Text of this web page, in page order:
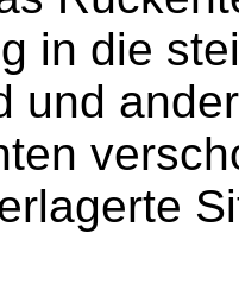
in die
und